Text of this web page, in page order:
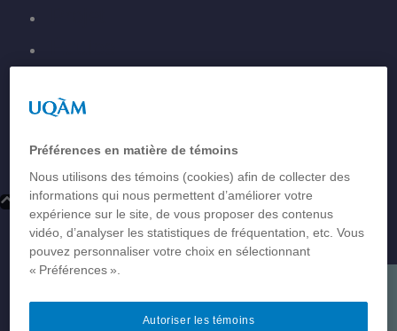
Atlas
Madeli
Diffusion
Contact
Projet
Préférences en matière de témoins
Nous utilisons des témoins (cookies) afin de collecter des
informations qui nous permettent d’améliorer votre
expérience sur le site, de vous proposer des contenus
vidéo, d’analyser les statistiques de fréquentation, etc. Vous
pouvez personnaliser votre choix en sélectionnant
« Préférences ».
Autoriser les témoins